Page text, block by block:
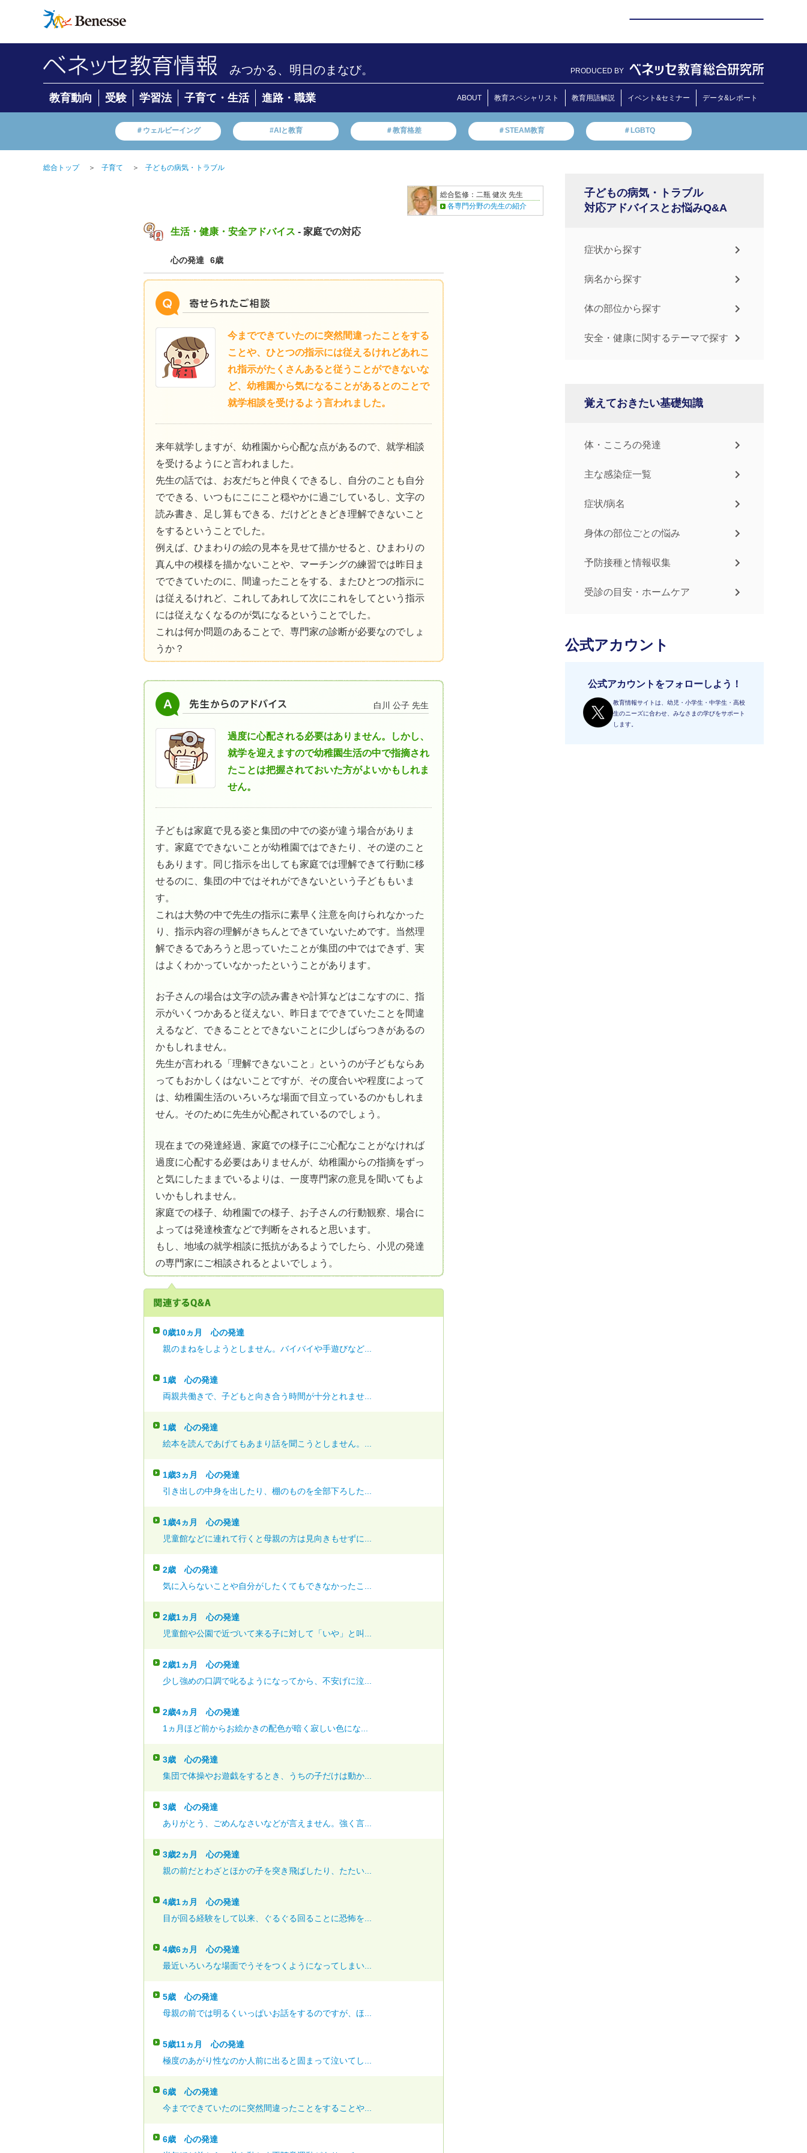
みつかる、明日のまなび。 PRODUCED BY
教育動向 受験 学習法 子育て・生活 進路・職業 ABOUT 教育スペシャリスト 教育用語解説 イベント&セミナー データ&レポート
＃ウェルビーイング #AIと教育 ＃教育格差 ＃STEAM教育 ＃LGBTQ
総合トップ ＞ 子育て ＞ 子どもの病気・トラブル
総合監修：二瓶 健次 先生
各専門分野の先生の紹介
生活・健康・安全アドバイス - 家庭での対応
心の発達 6歳
今までできていたのに突然間違ったことをする
ことや、ひとつの指示には従えるけれどあれこ
れ指示がたくさんあると従うことができないな
ど、幼稚園から気になることがあるとのことで
就学相談を受けるよう言われました。
来年就学しますが、幼稚園から心配な点があるので、就学相談
を受けるようにと言われました。
先生の話では、お友だちと仲良くできるし、自分のことも自分
でできる、いつもにこにこと穏やかに過ごしているし、文字の
読み書き、足し算もできる、だけどときどき理解できないこと
をするということでした。
例えば、ひまわりの絵の見本を見せて描かせると、ひまわりの
真ん中の模様を描かないことや、マーチングの練習では昨日ま
でできていたのに、間違ったことをする、またひとつの指示に
は従えるけれど、これしてあれして次にこれをしてという指示
には従えなくなるのが気になるということでした。
これは何か問題のあることで、専門家の診断が必要なのでしょ
うか？
白川 公子 先生
過度に心配される必要はありません。しかし、
就学を迎えますので幼稚園生活の中で指摘され
たことは把握されておいた方がよいかもしれま
せん。
子どもは家庭で見る姿と集団の中での姿が違う場合がありま
す。家庭でできないことが幼稚園ではできたり、その逆のこと
もあります。同じ指示を出しても家庭では理解できて行動に移
せるのに、集団の中ではそれができないという子どももいま
す。
これは大勢の中で先生の指示に素早く注意を向けられなかった
り、指示内容の理解がきちんとできていないためです。当然理
解できるであろうと思っていたことが集団の中ではできず、実
はよくわかっていなかったということがあります。
お子さんの場合は文字の読み書きや計算などはこなすのに、指
示がいくつかあると従えない、昨日までできていたことを間違
えるなど、できることとできないことに少しばらつきがあるの
かもしれません。
先生が言われる「理解できないこと」というのが子どもならあ
ってもおかしくはないことですが、その度合いや程度によって
は、幼稚園生活のいろいろな場面で目立っているのかもしれま
せん。そのために先生が心配されているのでしょう。
現在までの発達経過、家庭での様子にご心配なことがなければ
過度に心配する必要はありませんが、幼稚園からの指摘をずっ
と気にしたままでいるよりは、一度専門家の意見を聞いてもよ
いかもしれません。
家庭での様子、幼稚園での様子、お子さんの行動観察、場合に
よっては発達検査などで判断をされると思います。
もし、地域の就学相談に抵抗があるようでしたら、小児の発達
の専門家にご相談されるとよいでしょう。
0歳10ヵ月
心の発達
親のまねをしようとしません。バイバイや手遊びなど...
1歳
心の発達
両親共働きで、子どもと向き合う時間が十分とれませ...
1歳
心の発達
絵本を読んであげてもあまり話を聞こうとしません。...
1歳3ヵ月
心の発達
引き出しの中身を出したり、棚のものを全部下ろした...
1歳4ヵ月
心の発達
児童館などに連れて行くと母親の方は見向きもせずに...
2歳
心の発達
気に入らないことや自分がしたくてもできなかったこ...
2歳1ヵ月
心の発達
児童館や公園で近づいて来る子に対して「いや」と叫...
2歳1ヵ月
心の発達
少し強めの口調で叱るようになってから、不安げに泣...
2歳4ヵ月
心の発達
1ヵ月ほど前からお絵かきの配色が暗く寂しい色にな...
3歳
心の発達
集団で体操やお遊戯をするとき、うちの子だけは動か...
3歳
心の発達
ありがとう、ごめんなさいなどが言えません。強く言...
3歳2ヵ月
心の発達
親の前だとわざとほかの子を突き飛ばしたり、たたい...
4歳1ヵ月
心の発達
目が回る経験をして以来、ぐるぐる回ることに恐怖を...
4歳6ヵ月
心の発達
最近いろいろな場面でうそをつくようになってしまい...
5歳
心の発達
母親の前では明るくいっぱいお話をするのですが、ほ...
5歳11ヵ月
心の発達
極度のあがり性なのか人前に出ると固まって泣いてし...
6歳
心の発達
今までできていたのに突然間違ったことをすることや...
6歳
心の発達
子どもの病気・トラブル
対応アドバイスとお悩みQ&A
症状から探す
病名から探す
体の部位から探す
安全・健康に関するテーマで探す
覚えておきたい基礎知識
体・こころの発達
主な感染症一覧
症状/病名
身体の部位ごとの悩み
予防接種と情報収集
受診の目安・ホームケア
公式アカウント
公式アカウントをフォローしよう！
教育情報サイトは、幼児・小学生・中学生・高校
生のニーズに合わせ、みなさまの学びをサポート
します。